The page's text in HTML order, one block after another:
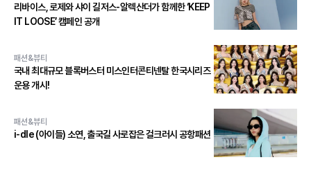
리바이스, 로제와 샤이 길저스-알렉산더가 함께한 ‘KEEP
IT LOOSE’ 캠페인 공개
패션&뷰티
국내 최대규모 블록버스터 미스인터콘티넨탈 한국시리즈
운용 개시!
패션&뷰티
i-dle (아이들) 소연, 출국길 사로잡은 걸크러시 공항패션